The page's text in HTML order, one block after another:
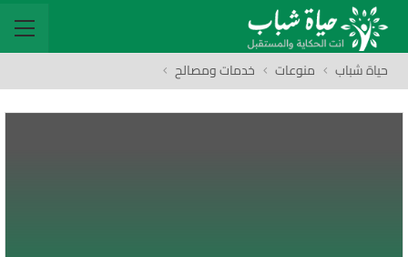
حياة شباب منوعات خدمات ومصالح